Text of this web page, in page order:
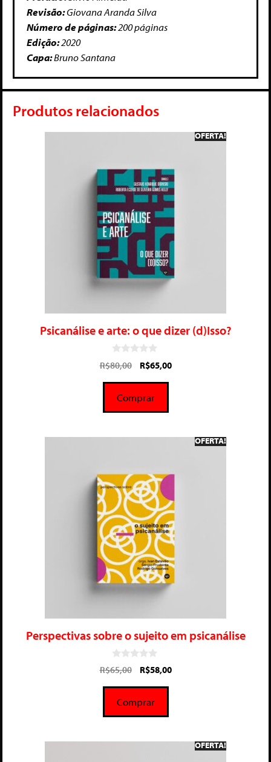
Revisão:Giovana Aranda Silva
Número de páginas:200 páginas
Edição:2020
Capa:Bruno Santana
Produtos relacionados
OFERTA!
Psicanálise e arte: o que dizer (d)Isso?
0
d
5
R$80,00 R$65,00
Comprar
OFERTA!
Perspectivas sobre o sujeito em psicanálise
0
d
5
R$65,00 R$58,00
Comprar
OFERTA!